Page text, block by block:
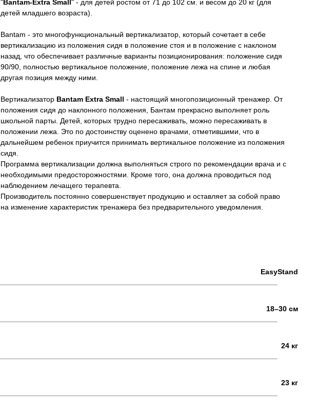
"Bantam-Extra Small" - для детей ростом от 71 до 102 см. и весом до 20 кг (для
детей младшего возраста).
Bantam - это многофункциональный вертикализатор, который сочетает в себе
вертикализацию из положения сидя в положение стоя и в положение с наклоном
назад, что обеспечивает различные варианты позиционирования: положение сидя
90/90, полностью вертикальное положение, положение лежа на спине и любая
другая позиция между ними.
Вертикализатор Bantam Extra Small - настоящий многопозиционный тренажер. От
положения сидя до наклонного положения, Бантам прекрасно выполняет роль
школьной парты. Детей, которых трудно пересаживать, можно пересаживать в
положении лежа. Это по достоинству оценено врачами, отметившими, что в
дальнейшем ребенок приучится принимать вертикальное положение из положения
сидя.
Программа вертикализации должна выполняться строго по рекомендации врача и с
необходимыми предосторожностями. Кроме того, она должна проводиться под
наблюдением лечащего терапевта.
Производитель постоянно совершенствует продукцию и оставляет за собой право
на изменение характеристик тренажера без предварительного уведомления.
EasyStand
18–30 см
24 кг
23 кг